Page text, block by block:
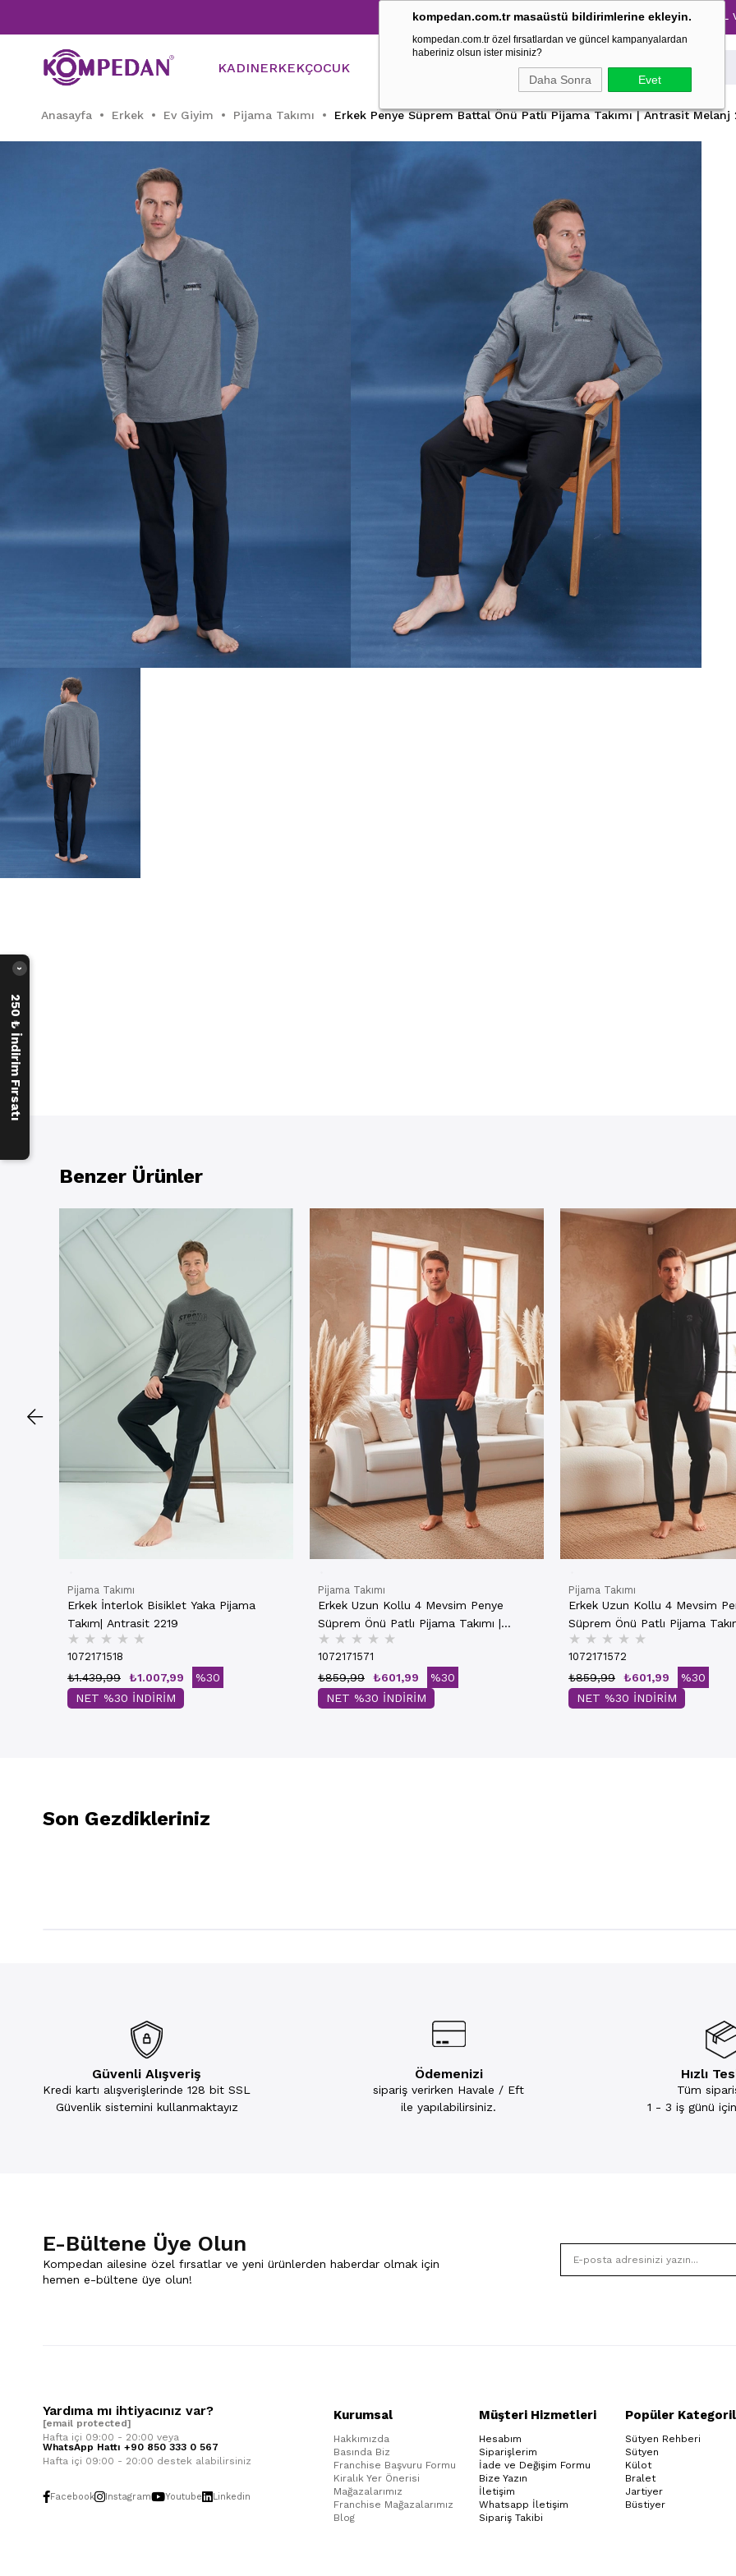
kompedan.com.tr masaüstü bildirimlerine ekleyin.
kompedan.com.tr özel fırsatlardan ve güncel kampanyalardan
haberiniz olsun ister misiniz?
Daha Sonra Evet
Tüm Pijama Takımlarında %30 İndirim → 1500 TL ve
KADINERKEKÇOCUK
Anasayfa Erkek Ev Giyim Pijama Takımı Erkek Penye Süprem Battal Önü Patlı Pijama Takımı | Antrasit Melanj
Benzer Ürünler
Pijama Takımı
Erkek İnterlok Bisiklet Yaka Pijama
Takım| Antrasit 2219
★ ★ ★ ★ ★
1072171518
₺1.007,99
₺1.439,99
%30
NET %30 İNDİRİM
Pijama Takımı
Erkek Uzun Kollu 4 Mevsim Penye
Süprem Önü Patlı Pijama Takımı |
Bordo 800
★ ★ ★ ★ ★
1072171571
₺601,99
₺859,99
%30
NET %30 İNDİRİM
Pijama Takımı
Erkek Uzun Kollu 4 Mevsim
Süprem Önü Patlı Pijama
801
★ ★ ★ ★ ★
1072171572
₺601,99
₺859,99
%30
NET %30 İNDİRİM
Son Gezdikleriniz
Güvenli Alışveriş
Kredi kartı alışverişlerinde 128 bit SSL
Güvenlik sistemini kullanmaktayız
Ödemenizi
sipariş verirken Havale / Eft
ile yapılabilirsiniz.
Hızlı
Tüm
1 - 3 iş günü
E-Bültene Üye Olun
Kompedan ailesine özel fırsatlar ve yeni ürünlerden haberdar olmak için
hemen e-bültene üye olun!
Yardıma mı ihtiyacınız var?
[email protected]
Hafta içi 09:00 - 20:00 veya
WhatsApp Hattı +90 850 333 0 567
Hafta içi 09:00 - 20:00 destek alabilirsiniz
Facebook Instagram Youtube Linkedin
Kurumsal
Hakkımızda
Basında Biz
Franchise Başvuru Formu
Kiralık Yer Önerisi
Mağazalarımız
Franchise Mağazalarımız
Blog
Müşteri Hizmetleri
Hesabım
Siparişlerim
İade ve Değişim Formu
Bize Yazın
İletişim
Whatsapp İletişim
Sipariş Takibi
Popüler
Sütyen Rehberi
Sütyen
Külot
Bralet
Jartiyer
Büstiyer
250 ₺ İndirim Fırsatı
›